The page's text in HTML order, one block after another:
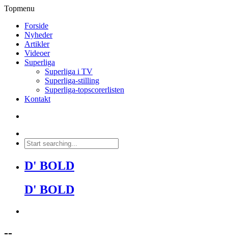
Topmenu
Forside
Nyheder
Artikler
Videoer
Superliga
Superliga i TV
Superliga-stilling
Superliga-topscorerlisten
Kontakt
D' BOLD
D' BOLD
--